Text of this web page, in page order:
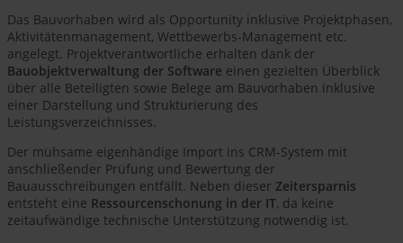
Das Bauvorhaben wird als Opportunity inklusive Projektphasen,
Aktivitätenmanagement, Wettbewerbs-Management etc.
angelegt. Projektverantwortliche erhalten dank der
Bauobjektverwaltung der Software einen gezielten Überblick
über alle Beteiligten sowie Belege am Bauvorhaben inklusive
einer Darstellung und Strukturierung des
Leistungsverzeichnisses.
Der mühsame eigenhändige Import ins CRM-System mit
anschließender Prüfung und Bewertung der
Bauausschreibungen entfällt. Neben dieser Zeitersparnis
entsteht eine Ressourcenschonung in der IT, da keine
zeitaufwändige technische Unterstützung notwendig ist.